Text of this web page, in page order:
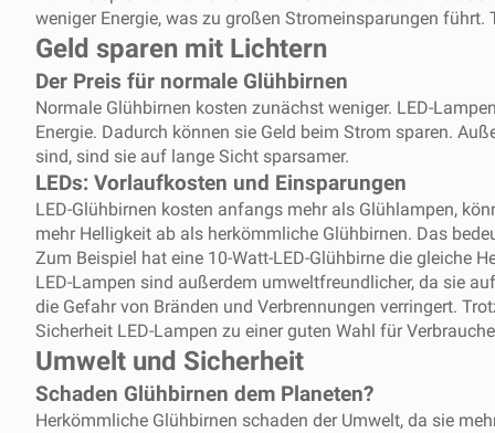
weniger Energie, was zu großen Stromeinsparungen
Geld sparen mit Lichtern
Der Preis für normale Glühbirnen
Normale Glühbirnen kosten zunächst weniger. LED-
Energie. Dadurch können sie Geld beim Strom sparen.
sind, sind sie auf lange Sicht sparsamer.
LEDs: Vorlaufkosten und Einsparungen
LED-Glühbirnen kosten anfangs mehr als Glühlampen,
mehr Helligkeit ab als herkömmliche Glühbirnen. Das
Zum Beispiel hat eine 10-Watt-LED-Glühbirne die gleiche
LED-Lampen sind außerdem umweltfreundlicher, da sie
die Gefahr von Bränden und Verbrennungen verringert.
Sicherheit LED-Lampen zu einer guten Wahl für
Umwelt und Sicherheit
Schaden Glühbirnen dem Planeten?
Herkömmliche Glühbirnen schaden der Umwelt, da sie